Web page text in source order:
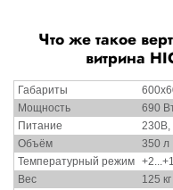
Что же такое
витрина
Габариты
Мощность
690
Питание
230В,
Объём
350 л
Температурный режим
Вес
125 кг